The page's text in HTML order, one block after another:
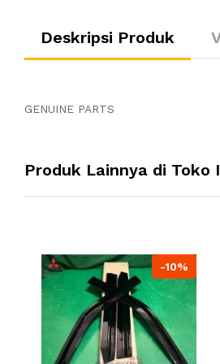
Deskripsi Produk
GENUINE PARTS
Produk Lainnya di Toko
-10%